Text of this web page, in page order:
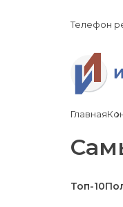
Телефон
Главная
Топ-10